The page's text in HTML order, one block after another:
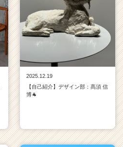
2025.12.19
【自己紹介】デザイン部：髙須 信
博🐐